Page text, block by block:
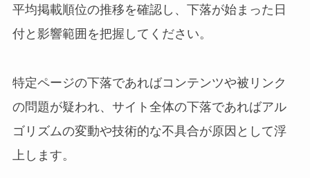
平均掲載順位の推移を確認し、下落が始まった日
付と影響範囲を把握してください。
特定ページの下落であればコンテンツや被リンク
の問題が疑われ、サイト全体の下落であればアル
ゴリズムの変動や技術的な不具合が原因として浮
上します。